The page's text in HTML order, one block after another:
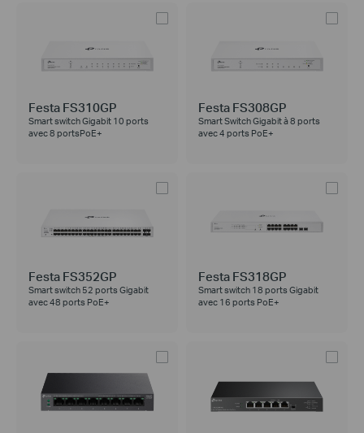
Festa FS310GP
Smart switch Gigabit 10 ports
avec 8 portsPoE+
Festa FS308GP
Smart Switch Gigabit à 8 ports
avec 4 ports PoE+
Festa FS352GP
Smart switch 52 ports Gigabit
avec 48 ports PoE+
Festa FS318GP
Smart switch 18 ports Gigabit
avec 16 ports PoE+